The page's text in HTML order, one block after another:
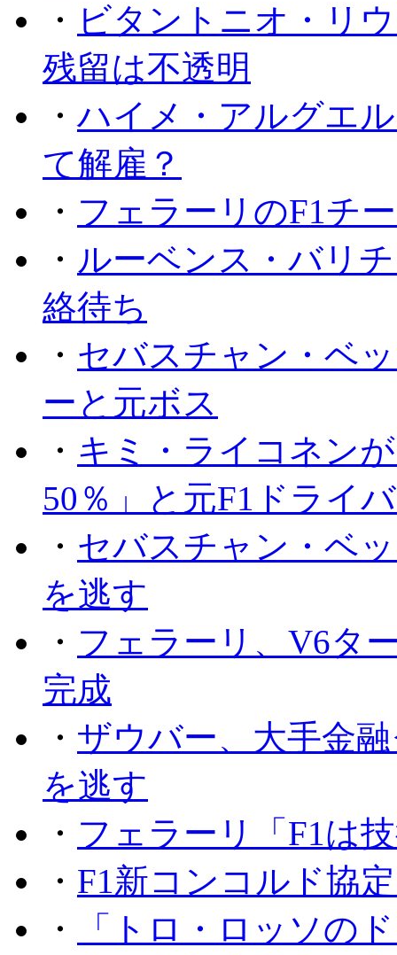
・ ビタントニオ・リ
残留は不透明
・ハイメ・アルグエ
て解雇？
・ フェラーリのF1チ
・ ルーベンス・バリ
絡待ち
・ セバスチャン・ベ
ーと元ボス
・ キミ・ライコネン
50％」と元F1ドライ
・ セバスチャン・ベ
を逃す
・ フェラーリ、V6タ
完成
・ ザウバー、大手金
を逃す
・ フェラーリ「F1は
・ F1新コンコルド協
・
「トロ・ロッソの